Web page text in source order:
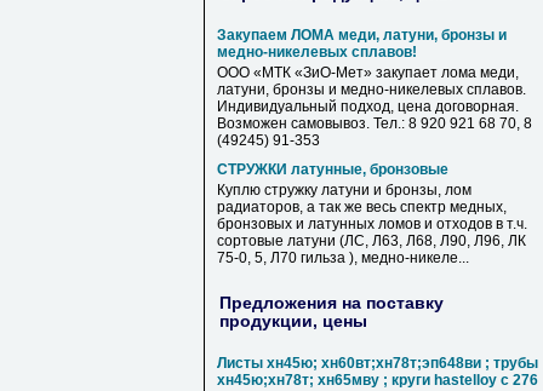
Закупаем ЛОМА меди, латуни, бронзы и
медно-никелевых сплавов!
ООО «МТК «ЗиО-Мет» закупает лома меди,
латуни, бронзы и медно-никелевых сплавов.
Индивидуальный подход, цена договорная.
Возможен самовывоз. Тел.: 8 920 921 68 70, 8
(49245) 91-353
СТРУЖКИ латунные, бронзовые
Куплю стружку латуни и бронзы, лом
радиаторов, а так же весь спектр медных,
бронзовых и латунных ломов и отходов в т.ч.
сортовые латуни (ЛС, Л63, Л68, Л90, Л96, ЛК
75-0, 5, Л70 гильза ), медно-никеле...
Предложения на поставку
продукции, цены
Листы хн45ю; хн60вт;хн78т;эп648ви ; трубы
хн45ю;хн78т; хн65мву ; круги hastelloy c 276